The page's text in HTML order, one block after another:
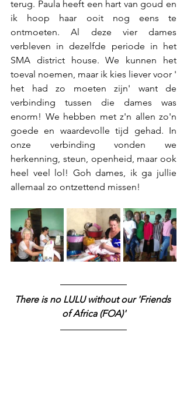
terug. Paula heeft een hart van goud en
ik hoop haar ooit nog eens te
ontmoeten. Al deze vier dames
verbleven in dezelfde periode in het
SMA district house. We kunnen het
toeval noemen, maar ik kies liever voor '
het had zo moeten zijn' want de
verbinding tussen die dames was
enorm! We hebben met z'n allen zo'n
goede en waardevolle tijd gehad. In
onze verbinding vonden we
herkenning, steun, openheid, maar ook
heel veel lol! Goh dames, ik ga jullie
allemaal zo ontzettend missen!
There is no LULU without our 'Friends
of Africa (FOA)'